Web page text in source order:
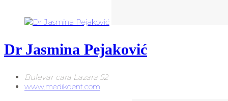
Dr Jasmina Pejaković
Bulevar cara Lazara 52
www.medikdent.com